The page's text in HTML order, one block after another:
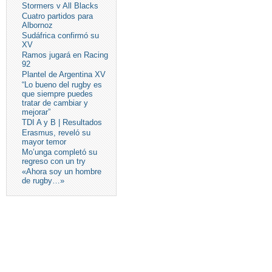
Stormers v All Blacks
Cuatro partidos para
Albornoz
Sudáfrica confirmó su
XV
Ramos jugará en Racing
92
Plantel de Argentina XV
“Lo bueno del rugby es
que siempre puedes
tratar de cambiar y
mejorar”
TDI A y B | Resultados
Erasmus, reveló su
mayor temor
Mo’unga completó su
regreso con un try
«Ahora soy un hombre
de rugby…»